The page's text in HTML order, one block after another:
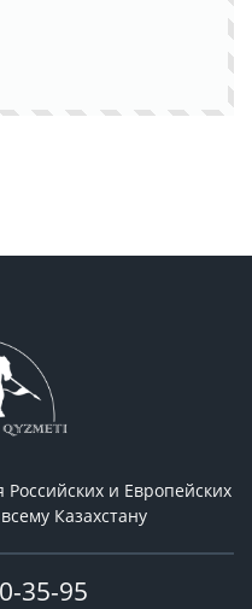
Российcких и Европейских
Казахстану
35-95